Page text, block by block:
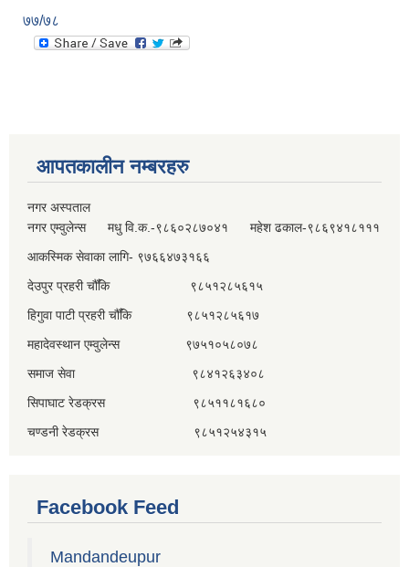
७७/७८
आपतकालीन नम्बरहरु
नगर अस्पताल
नगर एम्वुलेन्स मधु वि.क.-९८६०२८७०४१ महेश ढकाल-९८६९४१८१११
आकस्मिक सेवाका लागि- ९७६६४७३१६६
देउपुर प्रहरी चौँकि ९८५१२८५६१५
हिगुवा पाटी प्रहरी चौँकि ९८५१२८५६१७
महादेवस्थान एम्वुलेन्स ९७५१०५८०७८
समाज सेवा ९८४१२६३४०८
सिपाघाट रेडक्रस ९८५११८१६८०
चण्डनी रेडक्रस ९८५१२५४३१५
Facebook Feed
Mandandeupur